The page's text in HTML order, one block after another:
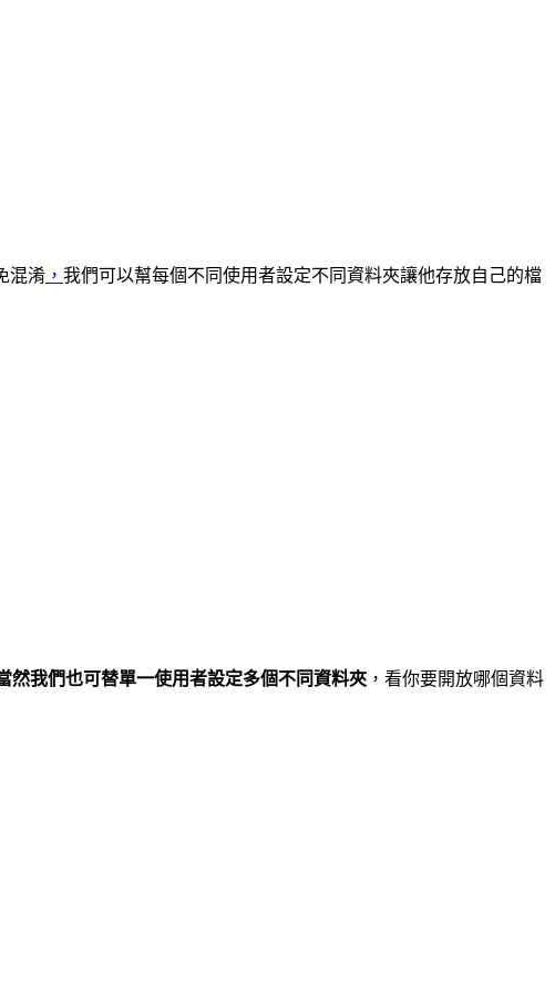
混淆 ， 我們可以幫每個不同使用者設定不同資料夾讓他存放自己的檔
然我們也可替單一使用者設定多個不同資料夾 ，看你要開放哪個資料